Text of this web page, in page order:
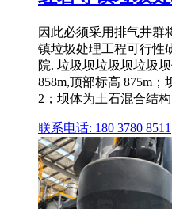
因此必须采用排气井群
镇垃圾处理工程可行性
院. 垃圾坝垃圾坝垃圾
858m,顶部标高 875m；
2；坝体为土石混合结构
联系电话: 180 3780 8511